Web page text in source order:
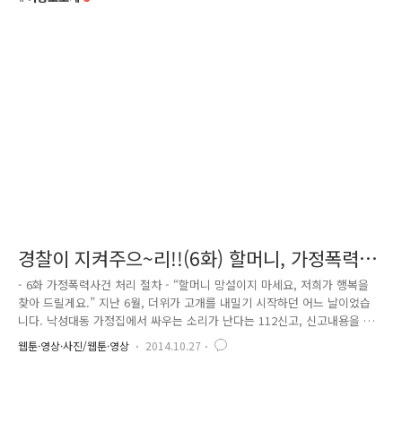
경찰이 지켜주으~리!!(6화) 할머니, 가정폭력
더이상 망설이지 마세요!
- 6화 가정폭력사건 처리 절차 - “할머니 망설이지 마세요, 저희가 행복을
찾아 드릴게요.” 지난 6월, 더위가 고개를 내밀기 시작하던 어느 날이었습
니다. 낙성대동 가정집에서 싸우는 소리가 난다는 112신고, 신고내용을 듣
고 간단한 사건이 아님을 직감하고 신고자에게 1분 1초가 중요하다는 생각
을 가지고 신속하게 현장에 출동하였습니다. “할머니 심하게 싸우는 소리
웹툰·영상·사진/웹툰·영상 2014.10.27